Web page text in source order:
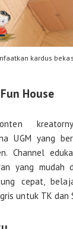
kardus
House
UGM yang
Channel
yang mudah
cepat,
untuk TK dan